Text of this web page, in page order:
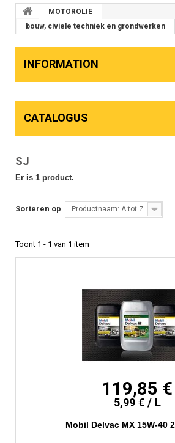
MOTOROLIE
bouw, civiele techniek en grondwerken
INFORMATION
CATALOGUS
SJ
Er is 1 product.
Sorteren op Productnaam: A tot Z
Toont 1 - 1 van 1 item
119,85 €
5,99 € / L
Mobil Delvac MX 15W-40